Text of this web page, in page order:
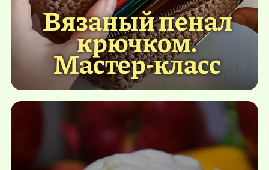
Вязаный пенал
крючком.
Мастер-класс